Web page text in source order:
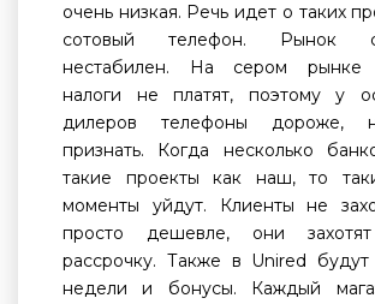
очень низкая. Речь идет о таких
сотовый телефон. Рынок
нестабилен. На сером рынке
налоги не платят, поэтому у
дилеров телефоны дороже,
признать. Когда несколько
такие проекты как наш, то
моменты уйдут. Клиенты не
просто дешевле, они
рассрочку. Также в Unired
недели и бонусы. Каждый